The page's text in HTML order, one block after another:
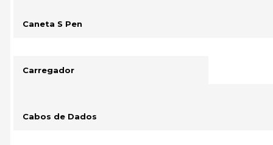
Caneta S Pen
Carregador
Cabos de Dados